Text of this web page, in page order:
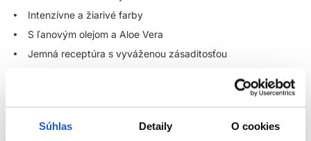
Súhlas Detaily O cookies
Intenzívne a žiarivé farby
S ľanovým olejom a Aloe Vera
Jemná receptúra s vyváženou zásaditosťou
Aplikujte farbu na neumyté suché vlasy spolu s vyvíjačom.